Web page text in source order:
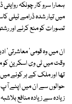
ہمارا سرو کار چونکہ
میں تیار شدہ ڈرامے
تصورات کو منع کرنے اور
ان میں وہ قومی'
وقت میں ٹی وی اسکرین کو
تھا اور ملک کے ہر کونے
حوالوں سے ان میں اپنے
زیادہ سے زیادہ منافع